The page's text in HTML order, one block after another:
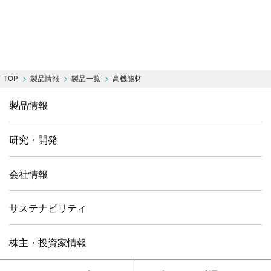
製品情報 製品一覧 高機能材
製品情報
研究・開発
会社情報
サステナビリティ
株主・投資家情報